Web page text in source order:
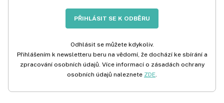
PŘIHLÁSIT SE K ODBĚRU
Odhlásit se můžete kdykoliv.
Přihlášením k newsletteru beru na vědomí, že dochází ke sbírání a
zpracování osobních údajů. Více informací o zásadách ochrany
osobních údajů naleznete ZDE.